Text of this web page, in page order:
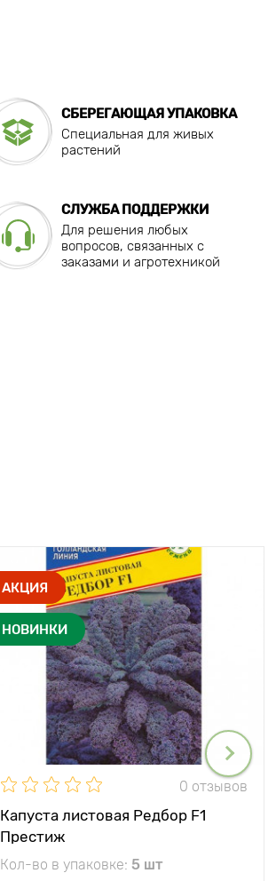
СБЕРЕГАЮЩАЯ УПАКОВКА
Специальная для живых
растений
СЛУЖБА ПОДДЕРЖКИ
Для решения любых
вопросов, связанных с
заказами и агротехникой
АКЦИЯ
НОВИНКИ
0 отзывов
Капуста листовая Редбор F1
Престиж
Кол-во в упаковке: 5 шт